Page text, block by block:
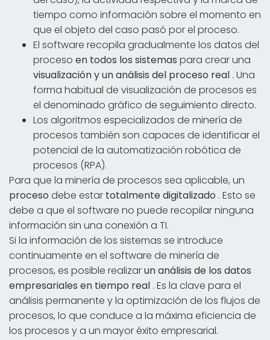
tiempo como información sobre el momento en
que el objeto del caso pasó por el proceso.
El software recopila gradualmente los datos del
proceso en todos los sistemas para crear una
visualización y un análisis del proceso real . Una
forma habitual de visualización de procesos es
el denominado gráfico de seguimiento directo.
Los algoritmos especializados de minería de
procesos también son capaces de identificar el
potencial de la automatización robótica de
procesos (RPA).
Para que la minería de procesos sea aplicable, un
proceso debe estar totalmente digitalizado . Esto se
debe a que el software no puede recopilar ninguna
información sin una conexión a TI.
Si la información de los sistemas se introduce
continuamente en el software de minería de
procesos, es posible realizarun análisis de los datos
empresariales en tiempo real . Es la clave para el
análisis permanente y la optimización de los flujos de
procesos, lo que conduce a la máxima eficiencia de
los procesos y a un mayor éxito empresarial.